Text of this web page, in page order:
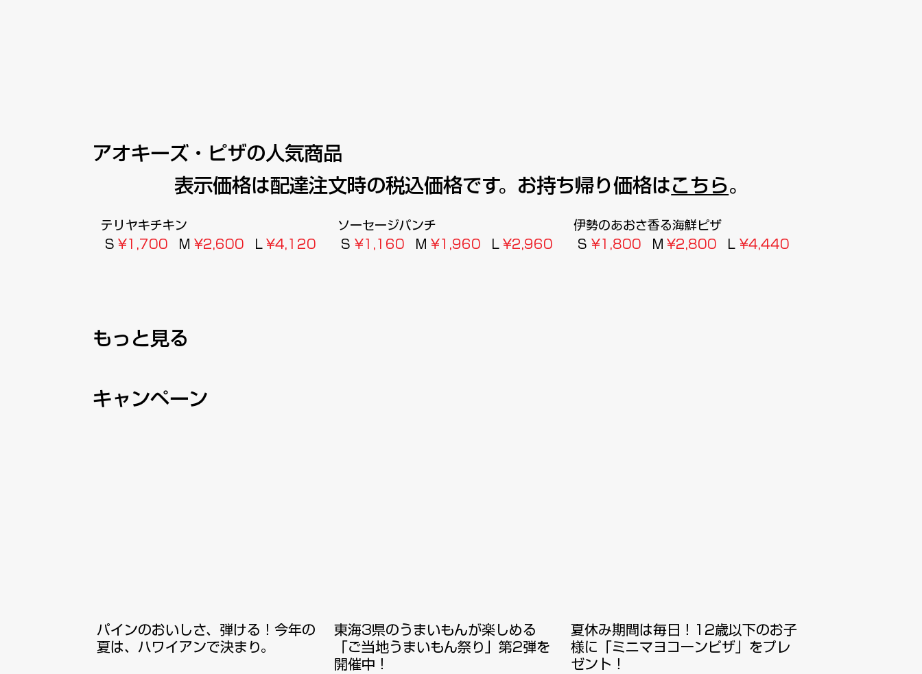
​アオキーズ・ピザの人気商品
表示価格は配達注文時の税込価格です。お持ち帰り価格はこちら。
テリヤキチキン
S ¥1,700 M ¥2,600 ¥4,120
ソーセージパンチ
S ¥1,160 M ¥1,960 ¥2,960
伊勢のあおさ香る海鮮ピザ
S ¥1,800 M ¥2,800 ¥4,440
​もっと見る
キャンペーン
​パインのおいしさ、弾ける！今年の
夏は、ハワイアンで決まり。
東海3県のうまいもんが楽しめる
「ご当地うまいもん祭り」第2弾を
開催中！
夏休み期間は毎日！12歳以下のお子
様に「ミニマヨコーンピザ」をプレ
ゼント！